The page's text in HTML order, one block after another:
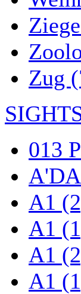
Zug
013
A1
A1
A1
A1